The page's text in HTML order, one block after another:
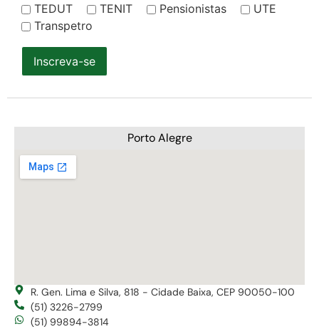
TEDUT
TENIT Pensionistas
UTE
Transpetro
Inscreva-se
Porto Alegre
R. Gen. Lima e Silva, 818 - Cidade Baixa, CEP 90050-100
(51) 3226-2799
(51) 99894-3814